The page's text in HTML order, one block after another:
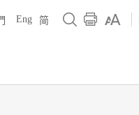
Eng 简